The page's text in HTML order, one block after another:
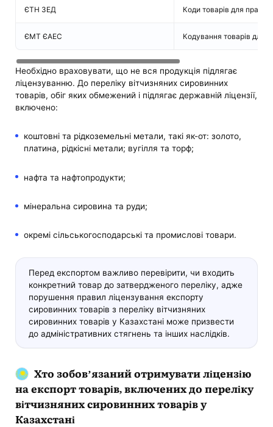
ЄТН ЗЕД Коди товарів для
ЄМТ ЄАЕС Кодування товарів для
Необхідно враховувати, що не вся продукція підлягає
ліцензуванню. До переліку вітчизняних сировинних
товарів, обіг яких обмежений і підлягає державній ліцензії,
включено:
коштовні та рідкоземельні метали, такі як-от: золото,
платина, рідкісні метали; вугілля та торф;
нафта та нафтопродукти;
мінеральна сировина та руди;
окремі сільськогосподарські та промислові товари.
Перед експортом важливо перевірити, чи входить
конкретний товар до затвердженого переліку, адже
порушення правил ліцензування експорту
сировинних товарів з переліку вітчизняних
сировинних товарів у Казахстані може призвести
до адміністративних стягнень та інших наслідків.
Хто зобов’язаний отримувати ліцензію
на експорт товарів, включених до переліку
вітчизняних сировинних товарів у
Казахстані